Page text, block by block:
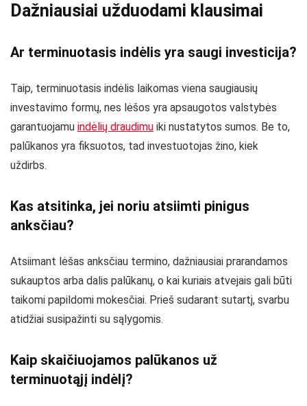
Dažniausiai užduodami klausimai
Ar terminuotasis indėlis yra saugi investicija?
Taip, terminuotasis indėlis laikomas viena saugiausių
investavimo formų, nes lėšos yra apsaugotos valstybės
garantuojamu indėlių draudimu iki nustatytos sumos. Be to,
palūkanos yra fiksuotos, tad investuotojas žino, kiek
uždirbs.
Kas atsitinka, jei noriu atsiimti pinigus
anksčiau?
Atsiimant lėšas anksčiau termino, dažniausiai prarandamos
sukauptos arba dalis palūkanų, o kai kuriais atvejais gali būti
taikomi papildomi mokesčiai. Prieš sudarant sutartį, svarbu
atidžiai susipažinti su sąlygomis.
Kaip skaičiuojamos palūkanos už
terminuotąjį indėlį?